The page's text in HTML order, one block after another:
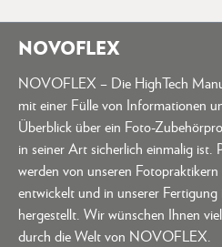
NOVOFLEX
NOVOFLEX – Die HighTech
mit einer Fülle von Informationen
Überblick über ein Foto-
in seiner Art sicherlich einmalig ist.
werden von unseren
entwickelt und in unserer
hergestellt. Wir wünschen Ihnen
durch die Welt von NOVOFLEX.